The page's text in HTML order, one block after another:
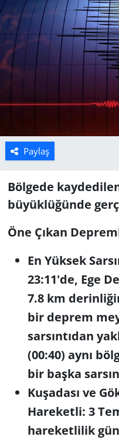
Paylaş
Bölgede
büyüklüğünde
Öne Çıkan
En Yüksek
23:11'de, Ege
7.8 km
bir deprem
sarsıntıdan
(00:40) aynı
bir başka
Kuşadası ve
Hareketli: 3
hareketlilik
Muğla
Politika